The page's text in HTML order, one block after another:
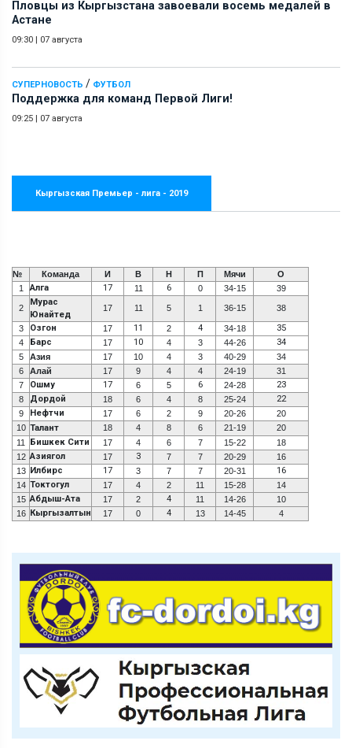
Пловцы из Кыргызстана завоевали восемь медалей в
Астане
09:30 | 07 августа
СУПЕРНОВОСТЬ / ФУТБОЛ
Поддержка для команд Первой Лиги!
09:25 | 07 августа
Кыргызская Премьер - лига - 2019
№ Команда И В Н П Мячи
О
1
Алга 17 11 6 0 34-15 39
2
Мурас
Юнайтед
17 11 5 1 36-15 38
3 Озгон 17 11 2 4 34-18 35
4 Барс 17 10 4 3 44-26 34
5 Азия 17 10 4 3 40-29
34
6
Алай 17 9 4 4 24-19
31
7
Ошму 17 6 5 6 24-28 23
8 Дордой 18 6 4 8 25-24 22
9 Нефтчи 17 6 2 9 20-26
20
10 Талант 18 4 8 6 21-19
20
11
Бишкек Сити 17 4 6 7 15-22
18
12 Азиягол 17 3 7 7 20-29
16
13 Илбирс 17 3 7 7 20-31 16
14 Токтогул 17 4 2 11 15-28
14
15 Абдыш-Ата 17 2 4 11 14-26
10
16 Кыргызалтын 17 0 4 13 14-45 4